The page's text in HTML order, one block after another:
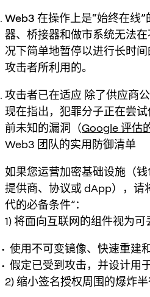
Web3 在操作上是“始终在线”
器、桥接器和做市系统无法
况下简单地暂停以进行长时
攻击者所利用的。
攻击者已在适应 除了供应商
现在指出，犯罪分子正在尝
前未知的漏洞（Google 评估
Web3 团队的实用防御清单
如果您运营加密基础设施（
提供商、协议或 dApp），请
代的必备条件”：
1) 将面向互联网的组件视为可
使用不可变镜像、快速重建
假定已受到攻击，并设计用
2) 缩小签名授权周围的爆炸半